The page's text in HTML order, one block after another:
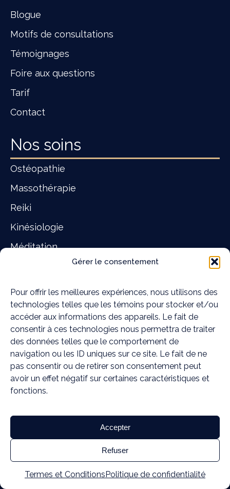
Gérer le consentement
Pour offrir les meilleures expériences, nous utilisons des
technologies telles que les témoins pour stocker et/ou
accéder aux informations des appareils. Le fait de
consentir à ces technologies nous permettra de traiter
des données telles que le comportement de
navigation ou les ID uniques sur ce site. Le fait de ne
pas consentir ou de retirer son consentement peut
avoir un effet négatif sur certaines caractéristiques et
fonctions.
Accepter
Refuser
Termes et ConditionsPolitique de confidentialité
Blogue
Motifs de consultations
Témoignages
Foire aux questions
Tarif
Contact
Nos soins
Ostéopathie
Massothérapie
Reiki
Kinésiologie
Méditation
Soins combinés
Nos établissements
MOUVEMENT ESSĔRE | Blainville
MOUVEMENT ESSĔRE | Rosemère
Mieux-être à domicile
Nous contacter